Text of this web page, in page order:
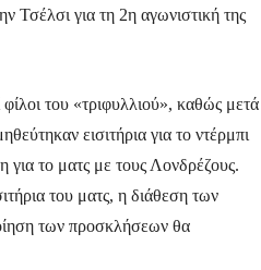
για τη 2η αγωνιστική της
του «τριφυλλιού», καθώς μετά
εισιτήρια για το ντέρμπι
το ματς με τους Λονδρέζους.
του ματς, η διάθεση των
των προσκλήσεων θα